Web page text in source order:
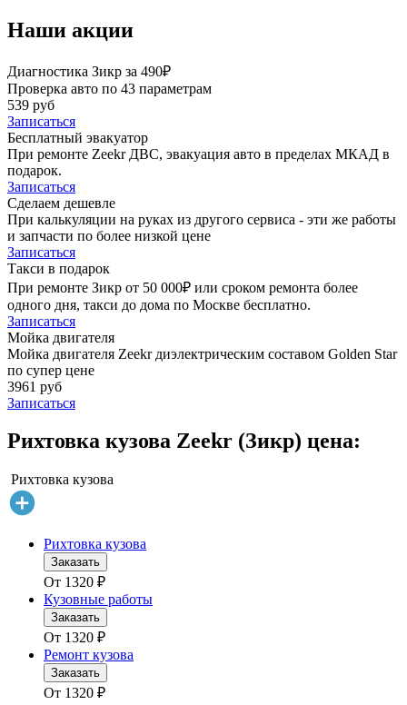
Наши акции
Диагностика Зикр за 490₽
Проверка авто по 43 параметрам
539 руб
Записаться
Бесплатный эвакуатор
При ремонте Zeekr ДВС, эвакуация авто в пределах МКАД в
подарок.
Записаться
Сделаем дешевле
При калькуляции на руках из другого сервиса - эти же работы
и запчасти по более низкой цене
Записаться
Такси в подарок
При ремонте Зикр от 50 000₽ или сроком ремонта более
одного дня, такси до дома по Москве бесплатно.
Записаться
Мойка двигателя
Мойка двигателя Zeekr диэлектрическим составом Golden Star
по супер цене
3961 руб
Записаться
Рихтовка кузова Zeekr (Зикр) цена:
Рихтовка кузова
Рихтовка кузова
Заказать
От 1320 ₽
Кузовные работы
Заказать
От 1320 ₽
Ремонт кузова
Заказать
От 1320 ₽